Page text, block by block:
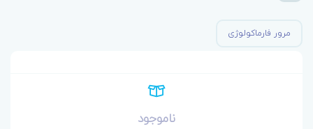
مرور فارماکولوژی
ناموجود